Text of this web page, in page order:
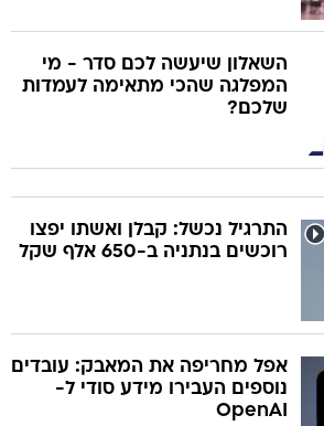
השאלון שיעשה לכם סדר - מי
המפלגה שהכי מתאימה לעמדות
שלכם?
התרגיל נכשל: קבלן ואשתו יפצו
רוכשים בנתניה ב-650 אלף שקל
אפל מחריפה את המאבק: עובדים
נוספים העבירו מידע סודי ל-
OpenAI